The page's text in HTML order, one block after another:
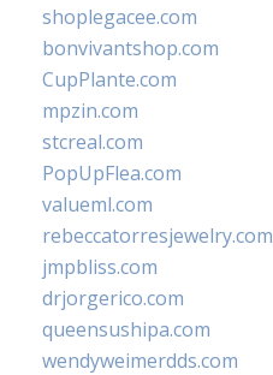
shoplegacee.com
bonvivantshop.com
CupPlante.com
mpzin.com
stcreal.com
PopUpFlea.com
valueml.com
rebeccatorresjewelry.com
jmpbliss.com
drjorgerico.com
queensushipa.com
wendyweimerdds.com